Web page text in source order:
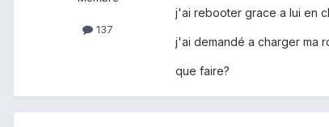
137
j'ai rebooter grace a lui en
j'ai demandé a charger ma
que faire?